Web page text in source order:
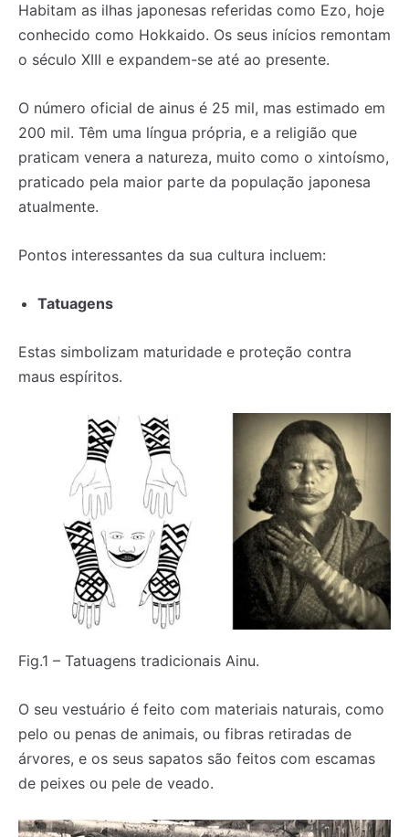
Habitam as ilhas japonesas referidas como Ezo, hoje
conhecido como Hokkaido. Os seus inícios remontam
o século XIII e expandem-se até ao presente.
O número oficial de ainus é 25 mil, mas estimado em
200 mil. Têm uma língua própria, e a religião que
praticam venera a natureza, muito como o xintoísmo,
praticado pela maior parte da população japonesa
atualmente.
Pontos interessantes da sua cultura incluem:
Tatuagens
Estas simbolizam maturidade e proteção contra
maus espíritos.
Fig.1 – Tatuagens tradicionais Ainu.
O seu vestuário é feito com materiais naturais, como
pelo ou penas de animais, ou fibras retiradas de
árvores, e os seus sapatos são feitos com escamas
de peixes ou pele de veado.